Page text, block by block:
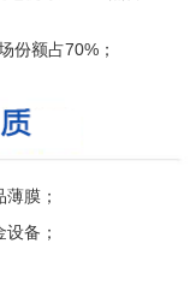
份额占70%；
膜；
备；